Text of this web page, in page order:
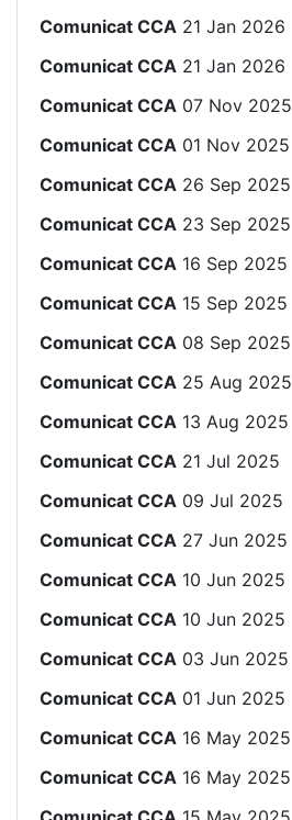
Comunicat CCA 21 Jan 2026
Comunicat CCA 21 Jan 2026
Comunicat CCA 07 Nov 2025
Comunicat CCA 01 Nov 2025
Comunicat CCA 26 Sep 2025
Comunicat CCA 23 Sep 2025
Comunicat CCA 16 Sep 2025
Comunicat CCA 15 Sep 2025
Comunicat CCA 08 Sep 2025
Comunicat CCA 25 Aug 2025
Comunicat CCA 13 Aug 2025
Comunicat CCA 21 Jul 2025
Comunicat CCA 09 Jul 2025
Comunicat CCA 27 Jun 2025
Comunicat CCA 10 Jun 2025
Comunicat CCA 10 Jun 2025
Comunicat CCA 03 Jun 2025
Comunicat CCA 01 Jun 2025
Comunicat CCA 16 May 2025
Comunicat CCA 16 May 2025